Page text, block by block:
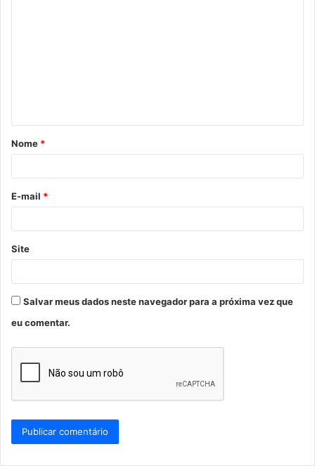
á
r
*
Nome *
E-mail *
Site
Salvar meus dados neste navegador para a próxima vez que
eu comentar.